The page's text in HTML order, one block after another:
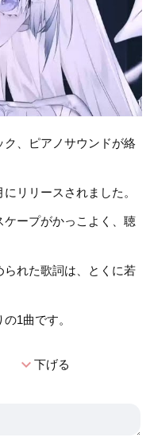
ク、ピアノサウンドが絡
リリースされました。
ープがかっこよく、聴
れた歌詞は、とくに若
1曲です。
expand_more下げる